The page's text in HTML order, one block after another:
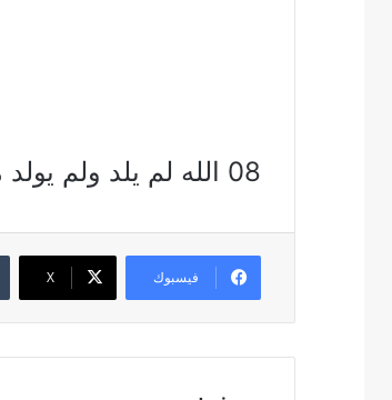
08 الله لم يلد ولم يولد مش فاهم ؟ http://youtu.be/43wef90hS4s
فيسبوك ‫X